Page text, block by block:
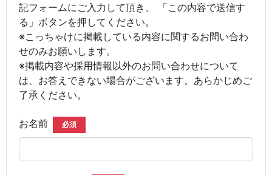
記フォームにご入力して頂き、 「この内容で送信す
る」ボタンを押してください。
※こっちゃけに掲載している内容に関するお問い合わ
せのみお願いします。
※掲載内容や採用情報以外のお問い合わせについて
は、お答えできない場合がございます。あらかじめご
了承ください。
お名前 必須